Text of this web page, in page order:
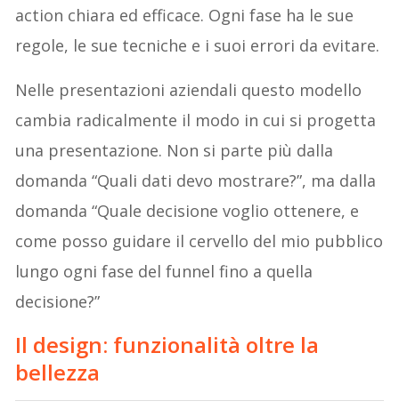
action chiara ed efficace. Ogni fase ha le sue
regole, le sue tecniche e i suoi errori da evitare.
Nelle presentazioni aziendali questo modello
cambia radicalmente il modo in cui si progetta
una presentazione. Non si parte più dalla
domanda “Quali dati devo mostrare?”, ma dalla
domanda “Quale decisione voglio ottenere, e
come posso guidare il cervello del mio pubblico
lungo ogni fase del funnel fino a quella
decisione?”
Il design: funzionalità oltre la
bellezza